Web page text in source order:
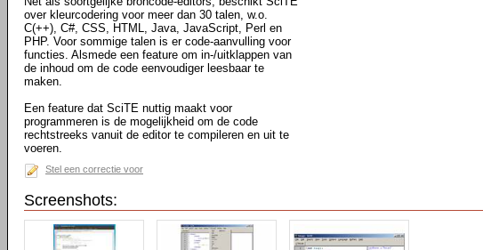
over kleurcodering voor meer dan 30 talen, w.o.
C(++), C#, CSS, HTML, Java, JavaScript, Perl en
PHP. Voor sommige talen is er code-aanvulling voor
functies. Alsmede een feature om in-/uitklappen van
de inhoud om de code eenvoudiger leesbaar te
maken.
Een feature dat SciTE nuttig maakt voor
programmeren is de mogelijkheid om de code
rechtstreeks vanuit de editor te compileren en uit te
voeren.
Stel een correctie voor
Screenshots: